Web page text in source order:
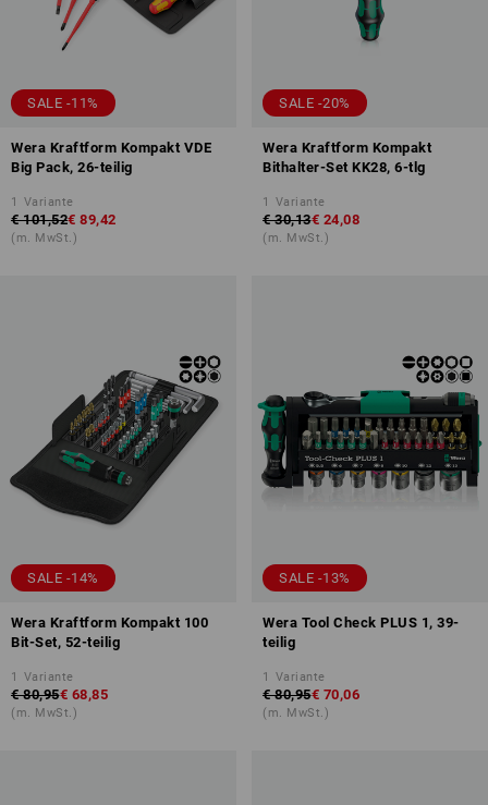
SALE -11%
Wera Kraftform Kompakt VDE
Big Pack, 26-teilig
1 Variante
€ 101,52€ 89,42
(m. MwSt.)
SALE -20%
Wera Kraftform Kompakt
Bithalter-Set KK28, 6-tlg
1 Variante
€ 30,13€ 24,08
(m. MwSt.)
SALE -14%
Wera Kraftform Kompakt 100
Bit-Set, 52-teilig
1 Variante
€ 80,95€ 68,85
(m. MwSt.)
SALE -13%
Wera Tool Check PLUS 1, 39-
teilig
1 Variante
€ 80,95€ 70,06
(m. MwSt.)